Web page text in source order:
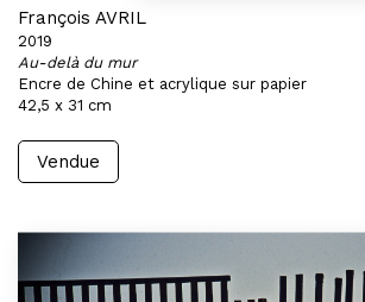
François AVRIL
2019
Au-delà du mur
Encre de Chine et acrylique sur papier
42,5 x 31 cm
Vendue